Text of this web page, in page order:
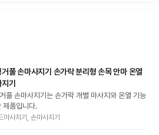
풀 손마사지기 손가락 분리형 손목 안마 온열
기
풀 손마사지기는 손가락 개별 마사지와 온열 기능
제품입니다.
마사지기, 손마사지기